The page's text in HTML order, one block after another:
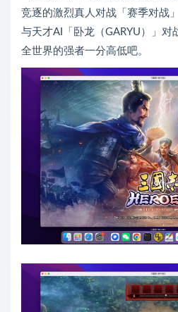
竞逐的激烈真人对战「赛季对战」
与天才AI「卧龙（GARYU）」对
全世界的强者一分高低吧。